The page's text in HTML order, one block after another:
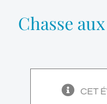
Chasse
CET